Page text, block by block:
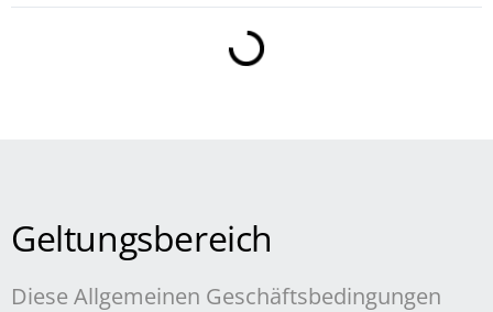
Geltungsbereich
Diese Allgemeinen Geschäftsbedingungen